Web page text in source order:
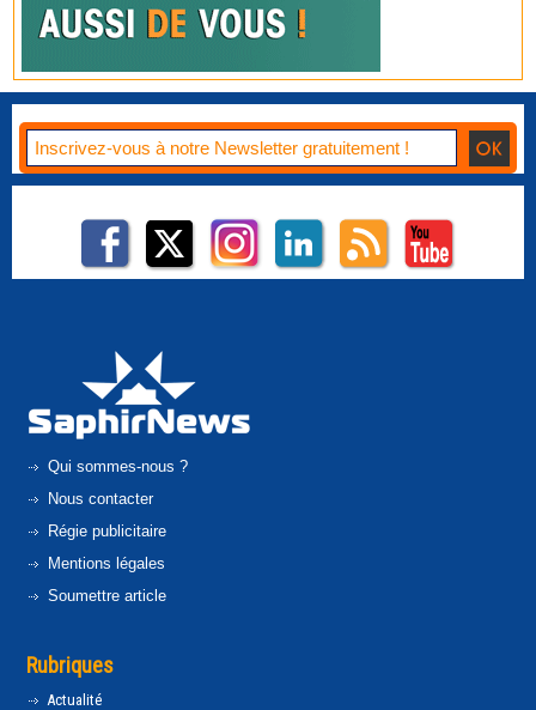
Qui sommes-nous ?
Nous contacter
Régie publicitaire
Mentions légales
Soumettre article
Rubriques
Actualité